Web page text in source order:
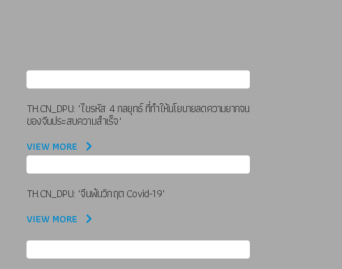
TH.CN_DPU: "ไขรหัส 4 กลยุทธ์ ที่ทำให้นโยบายลดความยากจน
ของจีนประสบความสำเร็จ"
VIEW MORE
TH.CN_DPU: "จีนพ้นวิกฤต Covid-19"
VIEW MORE